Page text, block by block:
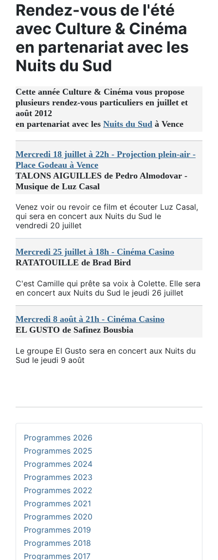
Rendez-vous de l'été
avec Culture & Cinéma
en partenariat avec les
Nuits du Sud
Cette année Culture & Cinéma vous propose
plusieurs rendez-vous particuliers en juillet et
août 2012
en partenariat avec les Nuits du Sud à Vence
Mercredi 18 juillet à 22h - Projection plein-air -
Place Godeau à Vence
TALONS AIGUILLES de Pedro Almodovar -
Musique de Luz Casal
Venez voir ou revoir ce film et écouter Luz Casal,
qui sera en concert aux Nuits du Sud le
vendredi 20 juillet
Mercredi 25 juillet à 18h - Cinéma Casino
RATATOUILLE de Brad Bird
C'est Camille qui prête sa voix à Colette. Elle sera
en concert aux Nuits du Sud le jeudi 26 juillet
Mercredi 8 août à 21h - Cinéma Casino
EL GUSTO de Safinez Bousbia
Le groupe El Gusto sera en concert aux Nuits du
Sud le jeudi 9 août
Programmes 2026
Programmes 2025
Programmes 2024
Programmes 2023
Programmes 2022
Programmes 2021
Programmes 2020
Programmes 2019
Programmes 2018
Programmes 2017